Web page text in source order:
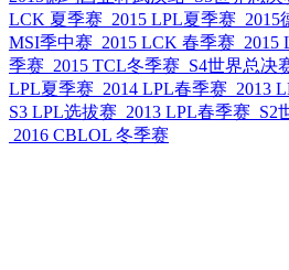
LCK 夏季赛 2015 LPL夏季赛 2015
MSI季中赛 2015 LCK 春季赛 2015
季赛 2015 TCL冬季赛 S4世界总决
LPL夏季赛 2014 LPL春季赛 2013
S3 LPL选拔赛 2013 LPL春季赛 S2
2016 CBLOL 冬季赛